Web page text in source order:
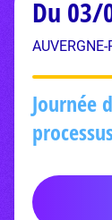
Du
Journée